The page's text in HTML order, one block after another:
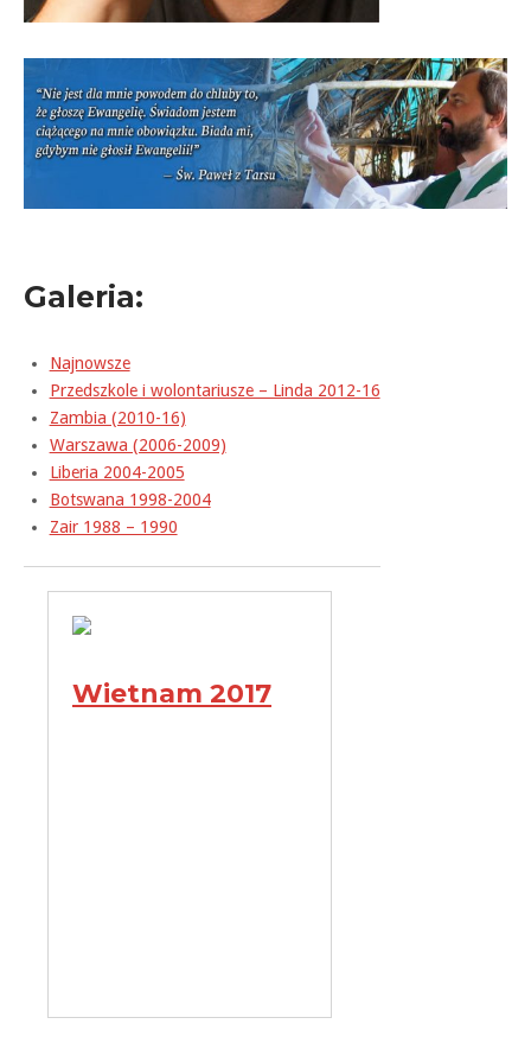
Galeria:
Najnowsze
Przedszkole i wolontariusze – Linda 2012-16
Zambia (2010-16)
Warszawa (2006-2009)
Liberia 2004-2005
Botswana 1998-2004
Zair 1988 – 1990
Wietnam 2017